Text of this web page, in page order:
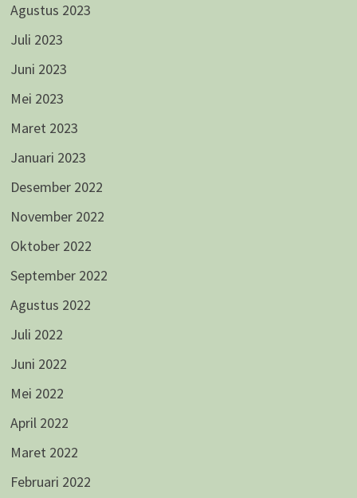
Agustus 2023
Juli 2023
Juni 2023
Mei 2023
Maret 2023
Januari 2023
Desember 2022
November 2022
Oktober 2022
September 2022
Agustus 2022
Juli 2022
Juni 2022
Mei 2022
April 2022
Maret 2022
Februari 2022